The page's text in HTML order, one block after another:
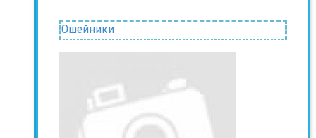
Ошейники